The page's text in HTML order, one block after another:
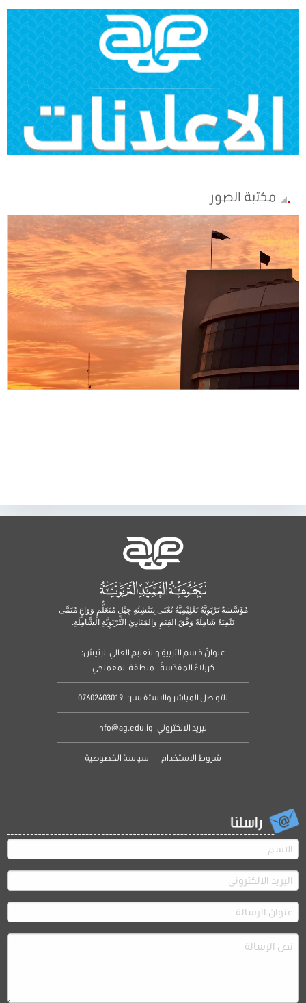
مكتبة الصور
مُؤَسَّسَةٌ تَرْبَوِيَّةٌ تَعْلِيْمِيَّةٌ تُعْنَى بِتَنْشِئَةِ جِيْلٍ مُتَعَلٌّمٍ وَوَاعٍ مُنَمَّى
تَنْمِيَةً شَامِلَةً وَفْقَ القِيَمِ والمَبَادِئِ التَّرْبَوِيَّةِ الشَّامِلَةِ.
عنوانُ قسمِ التربيةِ والتعليمِ العالي الرئيسُ:
كربلاءُ المقدّسةُ – منطقة المعملجي
للتواصل المباشر والاستفسار: 07602403019
البريد الالكتروني info@ag.edu.iq
شروط الاستخدام سياسة الخصوصية